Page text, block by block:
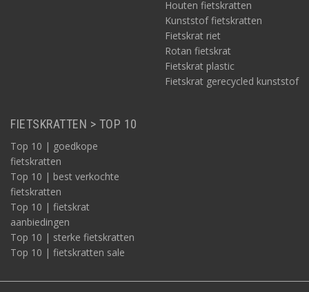
Houten fietskratten
Kunststof fietskratten
Fietskrat riet
Rotan fietskrat
Fietskrat plastic
Fietskrat gerecycled kunststof
FIETSKRATTEN > TOP 10
Top 10 | goedkope
fietskratten
Top 10 | best verkochte
fietskratten
Top 10 | fietskrat
aanbiedingen
Top 10 | sterke fietskratten
Top 10 | fietskratten sale